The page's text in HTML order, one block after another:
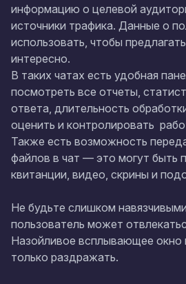
информацию о целевой
источники трафика. Данные о
использовать, чтобы
интересно.
В таких чатах есть удобная
посмотреть все отчеты,
ответа, длительность
оценить и контролировать
Также есть возможность
файлов в чат — это могут быть
квитанции, видео, скрины и
Не будьте слишком
пользователь может
Назойливое всплывающее окно
только раздражать.